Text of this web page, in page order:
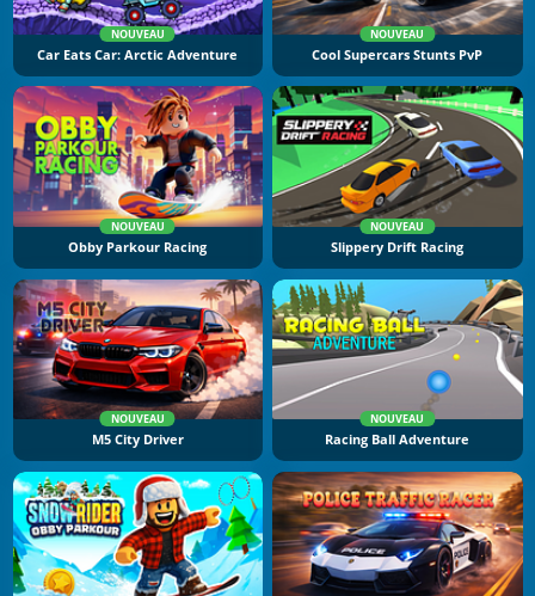
NOUVEAU
Car Eats Car: Arctic Adventure
NOUVEAU
Cool Supercars Stunts PvP
NOUVEAU
Obby Parkour Racing
NOUVEAU
Slippery Drift Racing
NOUVEAU
M5 City Driver
NOUVEAU
Racing Ball Adventure